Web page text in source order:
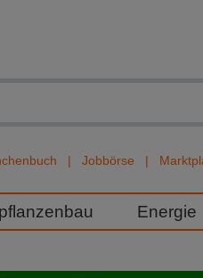
Jobbörse
Energie